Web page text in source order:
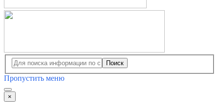
Поиск
Пропустить меню
×